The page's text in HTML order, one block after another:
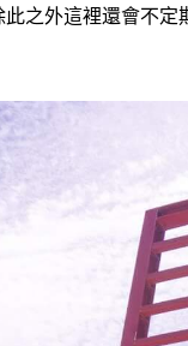
之外這裡還會不